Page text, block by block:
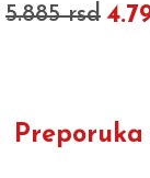
5.885 rsd